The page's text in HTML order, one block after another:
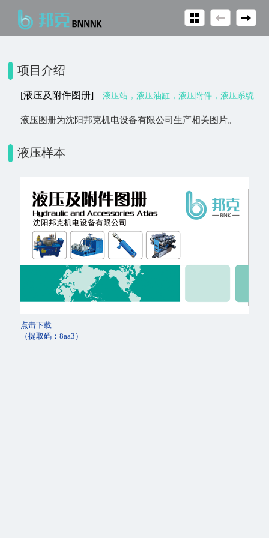
项目介绍
[液压及附件图册] 液压站，液压油缸，液压附件，液压系统
液压图册为沈阳邦克机电设备有限公司生产相关图片。
液压样本
点击下载
（提取码：8aa3）